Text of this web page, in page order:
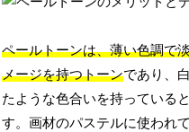
ペールトーンは、薄い色調で
メージを持つトーンであり、
たような色合いを持っている
す。画材のパステルに使われ